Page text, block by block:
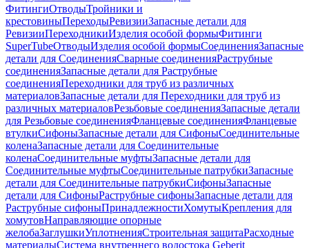
ФитингиОтводыТройники и
крестовиныПереходыРевизииЗапасные детали для
РевизииПереходникиИзделия особой формыФитинги
SuperTubeОтводыИзделия особой формыСоединенияЗапасные
детали для СоединенияСварные соединенияРаструбные
соединенияЗапасные детали для Раструбные
соединенияПереходники для труб из различных
материаловЗапасные детали для Переходники для труб из
различных материаловРезьбовые соединенияЗапасные детали
для Резьбовые соединенияФланцевые соединенияФланцевые
втулкиСифоныЗапасные детали для СифоныСоединительные
коленаЗапасные детали для Соединительные
коленаСоединительные муфтыЗапасные детали для
Соединительные муфтыСоединительные патрубкиЗапасные
детали для Соединительные патрубкиСифоныЗапасные
детали для СифоныРаструбные сифоныЗапасные детали для
Раструбные сифоныПринадлежностиХомутыКрепления для
хомутовНаправляющие опорные
желобаЗаглушкиУплотненияСтроительная защитаРасходные
материалыСистема внутреннего водостока Geberit